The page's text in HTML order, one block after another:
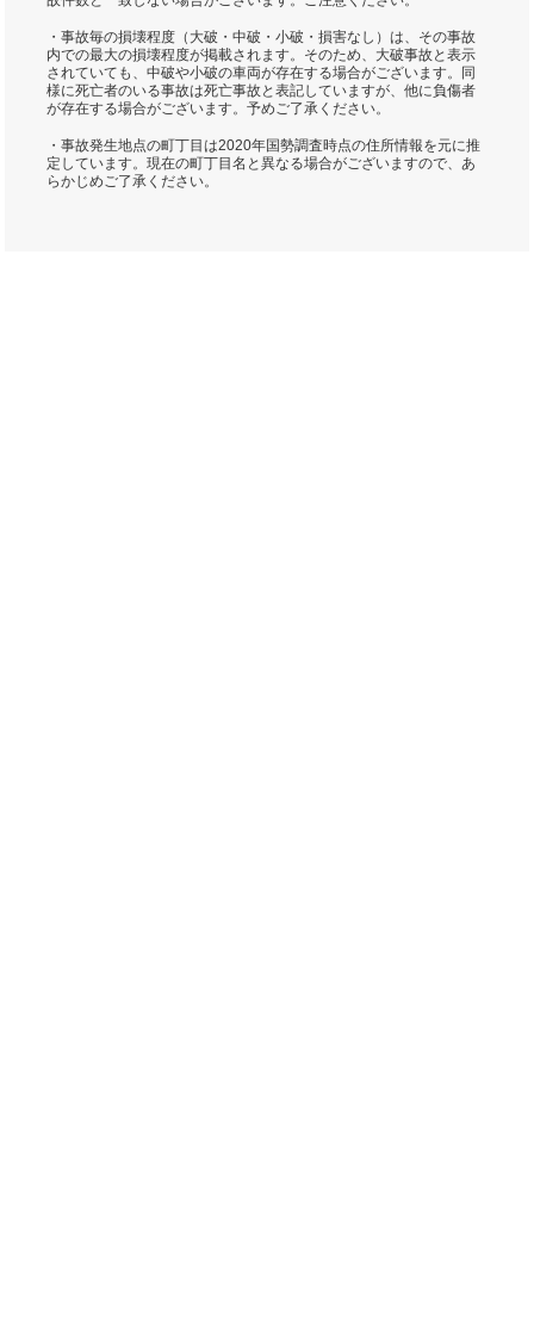
・事故毎の損壊程度（大破・中破・小破・損害なし）は、その事故
内での最大の損壊程度が掲載されます。そのため、大破事故と表示
されていても、中破や小破の車両が存在する場合がございます。同
様に死亡者のいる事故は死亡事故と表記していますが、他に負傷者
が存在する場合がございます。予めご了承ください。
・事故発生地点の町丁目は2020年国勢調査時点の住所情報を元に推
定しています。現在の町丁目名と異なる場合がございますので、あ
らかじめご了承ください。